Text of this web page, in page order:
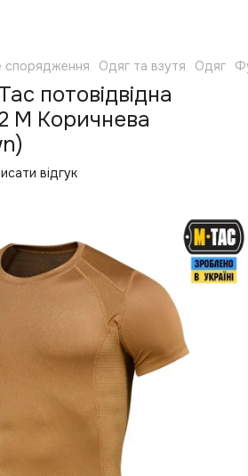
спорядження Одяг та взутя Одяг
потовідвідна
M Коричнева
відгук